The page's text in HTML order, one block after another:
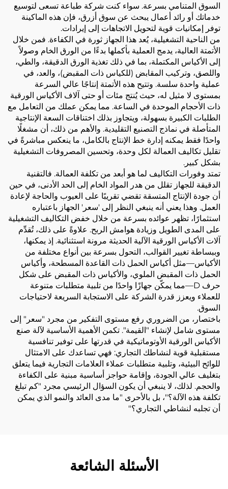
السوق المتنامي بسرعة. سواء كنت شركة طباعة تسعى لتوسيع
خدماتك أو رائد أعمال يبحث عن سوق أزرق، فإن هذه الماكينة
توفر إمكانيات قوية لتحويل الاتجاهات إلى إيرادات.
من الناحية التشغيلية، يُعد هذا الجهاز ثورة في الكفاءة. فمن خلال
الأتمتة العالية، يدمج العملية بأكملها بدءًا من الورق الخام وصولاً
إلى الأكياس المكتملة، بما في ذلك تغذية الورق الدقيقة، والطي،
واللصق، وتركيب المقابض (للكياس ذات المقبض)، والعد، في
عملية واحدة سلسة. وتتيح هذه الأتمتة إنتاجًا عالي السرعة
بمستوى لا مثيل له، حيث يُنتج مئات أو حتى آلاف الأكياس الورقية
ذات الأحجام الموحدة في الساعة. مما يمكن عملك من التعامل مع
الطلبات الكبيرة بسهولة، ويتجاوز بذلك اختناقات السعة الإنتاجية
المتأصلة في نماذج التصنيع التقليدية. والأهم من ذلك، أن مشغلًا
واحدًا فقط يمكنه إدارة خط الإنتاج بالكامل، ما ينعكس مباشرةً في
تقليل تكاليف العمالة لكل وحدة، وتحسين المصروفات التشغيلية
بشكل كبير.
تمتد وفورات التكاليف لما هو أبعد من تكلفة العمالة. فالتقنية
الدقيقة للجهاز تقلل من هدر المواد الخام إلى الحد الأدنى، في حين
أن جودة الإنتاج المتسقة تقضي تقريبًا على العيوب والحاجة لإعادة
العمل. وهذا يعني أنه ينبغي النظر إلى 'سعر' الجهاز باعتباره
استثمارًا، تظهر عوائده بسرعة من خلال خفض التكاليف التشغيلية
على المدى الطويل وزيادة هوامش الربح. علاوةً على ذلك، تُقدِّم
آلات الأكياس الورقية الآلية الحديثة مرونة استثنائية. إذ يمكنها،
وببساطة تغيير القوالب، التحول بسرعة بين أنواع مختلفة من
الأكياس—مثل أكياس الحمل ذات القاعدة المسطحة، وأكياس
الحمل ذات المقبض الملوي، والأكياس ذات المقبض على شكل
حرف D—مما يمكّن جهازًا واحدًا من تلبية متطلبات متنوعة
للعملاء ويعزز قدرة الشركة على الاستجابة السريعة لاحتياجات
السوق.
باختصار، من الضروري رفع مستوى التفكير من مجرد "سعر" إلى
مستوى شامل لإنشاء "القيمة". تكمن الأهمية الأساسية لآلة صنع
الأكياس الورقية الأوتوماتيكية في قدرتها على توفير تنافسية
مستقبلية قوية لنشاطك التجاري: فهي تساعدك على الامتثال
للوائح البيئية، وتلبية متطلبات عملاء العلامات التجارية فيما يتعلق
بتغليف عالي الجودة، وإقامة حواجز أساسية مبنية على الكفاءة
والحجم. لذلك، لا ينبغي أن يكون السؤال الرئيسي مجرد "كم تبلغ
تكلفة هذه الآلة؟"، بل بالأحرى "ما مدى العائد والنمو الذي يمكن
أن تجلبه لنشاطي التجاري؟"
الأسئلة الشائعة